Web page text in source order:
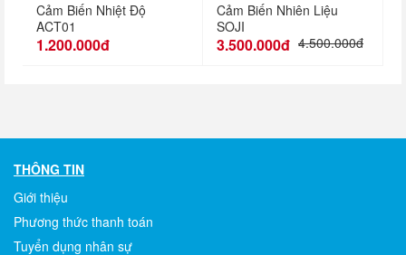
Cảm Biến Nhiệt Độ
ACT01
1.200.000đ
Cảm Biến Nhiên Liệu
SOJI
3.500.000đ 4.500.000đ
THÔNG TIN
Giới thiệu
Phương thức thanh toán
Tuyển dụng nhân sự